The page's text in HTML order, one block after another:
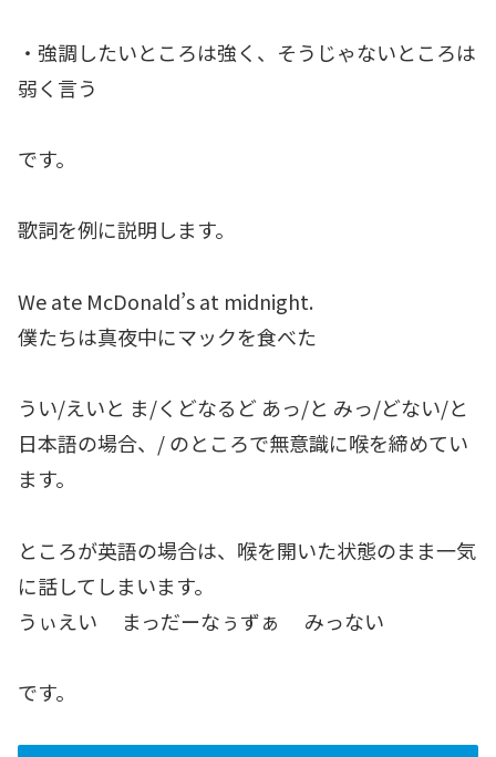
・強調したいところは強く、そうじゃないところは
弱く言う
です。
歌詞を例に説明します。
We ate McDonald’s at midnight.
僕たちは真夜中にマックを食べた
うい/えいと ま/くどなるど あっ/と みっ/どない/と
日本語の場合、/ のところで無意識に喉を締めてい
ます。
ところが英語の場合は、喉を開いた状態のまま一気
に話してしまいます。
うぃえい まっだーなぅずぁ みっない
です。